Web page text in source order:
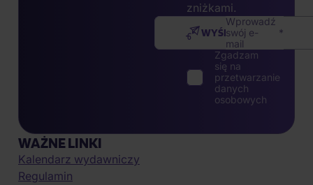
zniżkami.
Wprowadź
swój e-
mail
WYŚLIJ
Zgadzam
się na
przetwarzanie
danych
osobowych
WAŻNE LINKI
Kalendarz wydawniczy
Regulamin